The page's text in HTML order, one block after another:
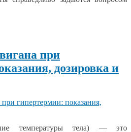
при
дозировка и
температуры тела) — это